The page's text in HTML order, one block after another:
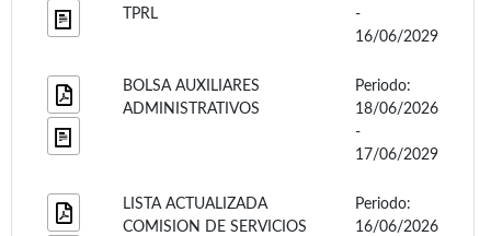
TPRL
-
16/06/2029
BOLSA AUXILIARES
ADMINISTRATIVOS
Periodo:
18/06/2026
-
17/06/2029
LISTA ACTUALIZADA
COMISION DE SERVICIOS
Periodo:
16/06/2026